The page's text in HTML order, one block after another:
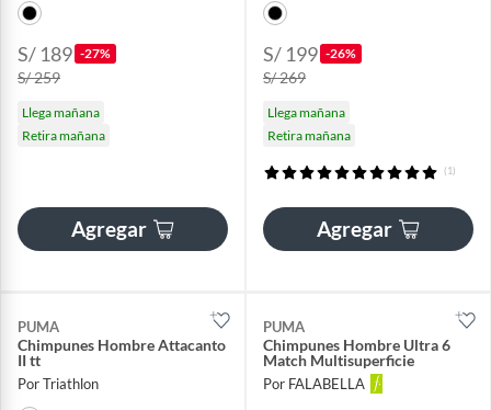
S/ 189 -27%
S/ 259
Llega mañana
Retira mañana
Agregar
S/ 199 -26%
S/ 269
Llega mañana
Retira mañana
(1)
Agregar
PUMA
Chimpunes Hombre Attacanto
II tt
Por Triathlon
PUMA
Chimpunes Hombre Ultra 6
Match Multisuperficie
Por FALABELLA